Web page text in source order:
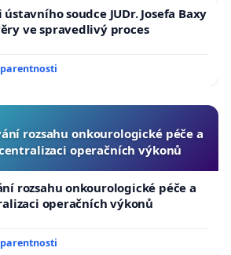
soudce JUDr. Josefa Baxy
ve spravedlivý proces
rozsahu onkourologické péče a
operačních výkonů
rozsahu onkourologické péče a
operačních výkonů